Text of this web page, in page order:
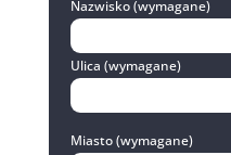
Nazwisko (wymagane)
Ulica (wymagane)
Miasto (wymagane)